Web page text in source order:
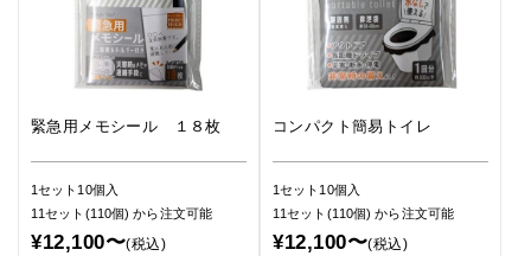
緊急用メモシール １８枚
1セット10個入
11セット(110個)から注文可能
¥12,100〜(税込)
コンパクト簡易トイレ
1セット10個入
11セット(110個)から注文可能
¥12,100〜(税込)